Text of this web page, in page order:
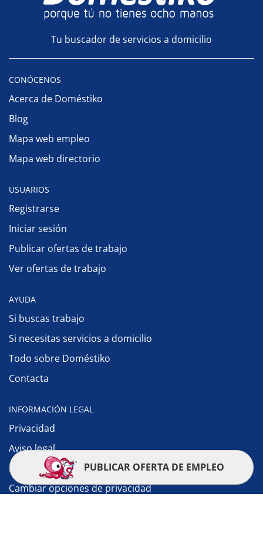
Tu buscador de servicios a domicilio
CONÓCENOS
Acerca de Doméstiko
Blog
Mapa web empleo
Mapa web directorio
USUARIOS
Registrarse
Iniciar sesión
Publicar ofertas de trabajo
Ver ofertas de trabajo
AYUDA
Si buscas trabajo
Si necesitas servicios a domicilio
Todo sobre Doméstiko
Contacta
INFORMACIÓN LEGAL
Privacidad
Aviso legal
Política de cookies
Cambiar opciones de privacidad
PUBLICAR OFERTA DE EMPLEO